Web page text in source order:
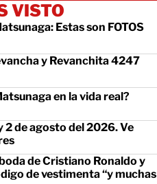
VISTO
Estas son FOTOS
y Revanchita 4247
en la vida real?
2 de agosto del 2026. Ve
de Cristiano Ronaldo y
de vestimenta “y muchas